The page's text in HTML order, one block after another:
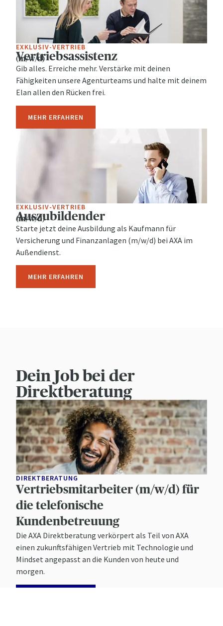
EXKLUSIV-VERTRIEB
Vertriebsassistenz
(m/w/d)
Gib alles. Erreiche mehr. Verstärke mit deinen
Fähigkeiten unsere Agenturteams und halte mit deinem
Elan allen den Rücken frei.
MEHR ERFAHREN
EXKLUSIV-VERTRIEB
Auszubildender
(m/w/d)
Starte jetzt deine Ausbildung als Kaufmann für
Versicherung und Finanzanlagen (m/w/d) bei AXA im
Außendienst.
MEHR ERFAHREN
Dein Job bei der
Direktberatung
DIREKTBERATUNG
Vertriebsmitarbeiter (m/w/d) für
die telefonische
Kundenbetreuung
Die AXA Direktberatung verkörpert als Teil von AXA
einen zukunftsfähigen Vertrieb mit Technologie und
Mindset angepasst an die Kunden von heute und
morgen.